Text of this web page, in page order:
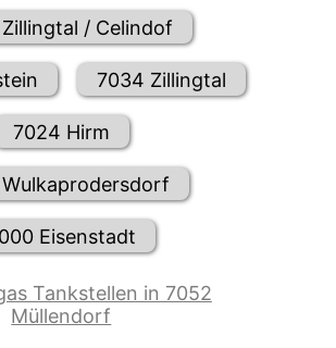
/ Celindof
7034 Zillingtal
7024 Hirm
Eisenstadt
Tankstellen in 7052
Müllendorf